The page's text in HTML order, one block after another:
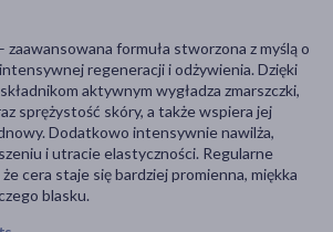
zaawansowana formuła stworzona z myślą o
regeneracji i odżywienia. Dzięki
aktywnym wygładza zmarszczki,
sprężystość skóry, a także wspiera jej
Dodatkowo intensywnie nawilża,
i utracie elastyczności. Regularne
cera staje się bardziej promienna, miękka
blasku.